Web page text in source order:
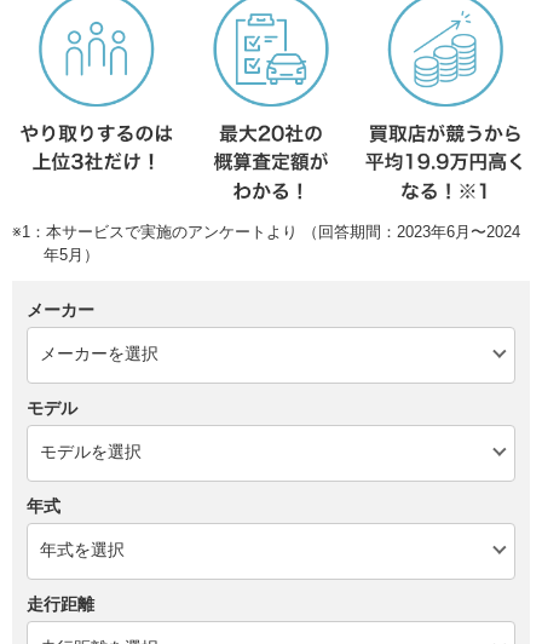
※1：本サービスで実施のアンケートより （回答期間：2023年6月〜2024
年5月）
メーカー
モデル
年式
走行距離